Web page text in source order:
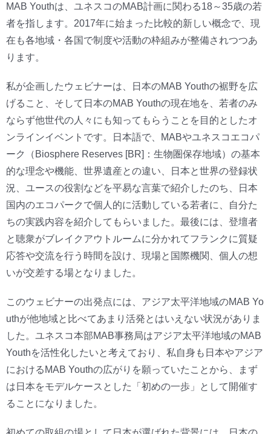
MAB Youthは、ユネスコのMAB計画に関わる18～35歳の若
者を指します。2017年に始まった比較的新しい概念で、現
在も各地域・各国で制度や活動の枠組みが整備されつつあ
ります。
私が企画したウェビナーは、日本のMAB Youthの裾野を広
げること、そして日本のMAB Youthの現在地を、若者のみ
ならず他世代の人々にも知ってもらうことを目的としたオ
ンラインイベントです。日本語で、MABやユネスコエコパ
ーク（Biosphere Reserves [BR]：生物圏保存地域）の基本
的な理念や機能、世界遺産との違い、日本と世界の登録状
況、ユースの役割などを平易な言葉で紹介したのち、日本
国内のエコパークで個人的に活動している若者に、自分た
ちの実践内容を紹介してもらいました。最後には、登壇者
と聴衆がブレイクアウトルームに分かれてフランクに質疑
応答や交流を行う時間を設け、現場と国際機関、個人の想
いが交差する場となりました。
このウェビナーの出発点には、アジア太平洋地域のMAB Yo
uthが他地域と比べてあまり活発とはいえない状況がありま
した。ユネスコ本部MAB事務局はアジア太平洋地域のMAB
Youthを活性化したいと考えており、私自身も日本やアジア
におけるMAB Youthの広がりを願っていたことから、まず
は日本をモデルケースとした「初めの一歩」として開催す
ることになりました。